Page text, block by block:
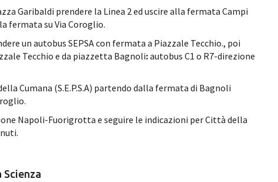
Garibaldi prendere la Linea 2 ed uscire alla fermata Campi
fermata su Via Coroglio.
un autobus SEPSA con fermata a Piazzale Tecchio., poi
Tecchio e da piazzetta Bagnoli:autobus C1 o R7-direzione
Cumana (S.E.P.S.A) partendo dalla fermata di Bagnoli
Napoli-Fuorigrotta e seguire le indicazioni per Città della